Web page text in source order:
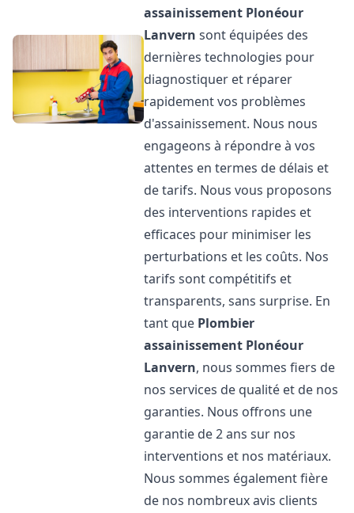
assainissement Plonéour
Lanvern sont équipées des
dernières technologies pour
diagnostiquer et réparer
rapidement vos problèmes
d'assainissement. Nous nous
engageons à répondre à vos
attentes en termes de délais et
de tarifs. Nous vous proposons
des interventions rapides et
efficaces pour minimiser les
perturbations et les coûts. Nos
tarifs sont compétitifs et
transparents, sans surprise. En
tant que Plombier
assainissement Plonéour
Lanvern, nous sommes fiers de
nos services de qualité et de nos
garanties. Nous offrons une
garantie de 2 ans sur nos
interventions et nos matériaux.
Nous sommes également fière
de nos nombreux avis clients